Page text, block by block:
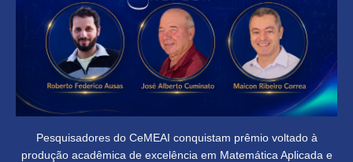
Pesquisadores do CeMEAI conquistam prêmio voltado à
produção acadêmica de excelência em Matemática Aplicada e